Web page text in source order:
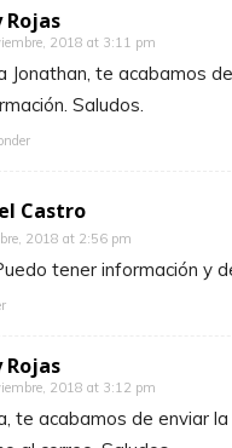
Rojas
2018 at 3:11 pm
Jonathan, te acabamos
Saludos.
Castro
2018 at 2:56 pm
tener información y
Rojas
2018 at 3:12 pm
te acabamos de enviar